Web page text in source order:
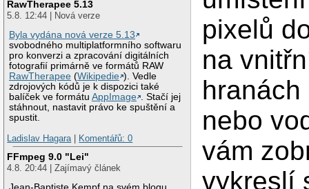
RawTherapee 5.13
5.8. 12:44 | Nová verze
Byla vydána nová verze 5.13
svobodného multiplatformního softwaru
pro konverzi a zpracování digitálních
fotografií primárně ve formátů RAW
RawTherapee (Wikipedie ). Vedle
zdrojových kódů je k dispozici také
balíček ve formátuAppImage . Stačí jej
stáhnout, nastavit právo ke spuštění a
spustit.
Ladislav Hagara| Komentářů: 0
FFmpeg 9.0 "Lei"
4.8. 20:44 | Zajímavý článek
pixelů
na
nebo
vám
vykreslí